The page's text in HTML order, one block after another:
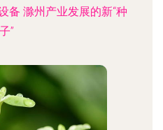
备 滁州产业发展的新“种
子”